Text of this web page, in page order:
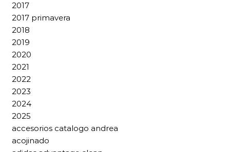
2017
2017 primavera
2018
2019
2020
2021
2022
2023
2024
2025
accesorios catalogo andrea
acojinado